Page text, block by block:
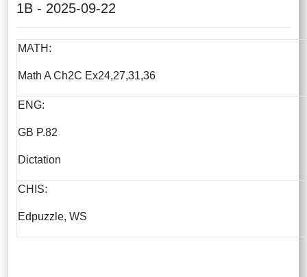
1B - 2025-09-22
MATH:
Math A Ch2C Ex24,27,31,36
ENG:
GB P.82
Dictation
CHIS:
Edpuzzle, WS